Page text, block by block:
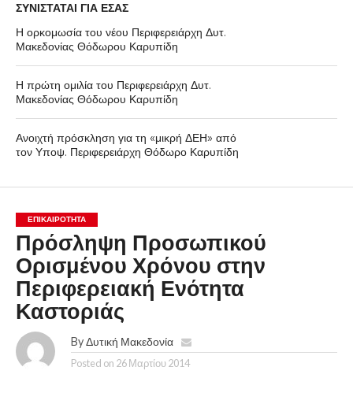
ΣΥΝΙΣΤΑΤΑΙ ΓΙΑ ΕΣΑΣ
Η ορκομωσία του νέου Περιφερειάρχη Δυτ.
Μακεδονίας Θόδωρου Καρυπίδη
Η πρώτη ομιλία του Περιφερειάρχη Δυτ.
Μακεδονίας Θόδωρου Καρυπίδη
Ανοιχτή πρόσκληση για τη «μικρή ΔΕΗ» από
τον Υποψ. Περιφερειάρχη Θόδωρο Καρυπίδη
ΕΠΙΚΑΙΡΟΤΗΤΑ
Πρόσληψη Προσωπικού
Ορισμένου Χρόνου στην
Περιφερειακή Ενότητα
Καστοριάς
By Δυτική Μακεδονία
Posted on 26 Μαρτίου 2014